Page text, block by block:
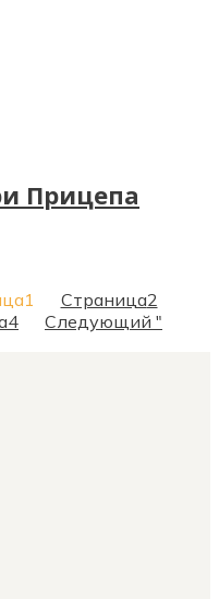
Прицепа
1 Страница2
4 Следующий "